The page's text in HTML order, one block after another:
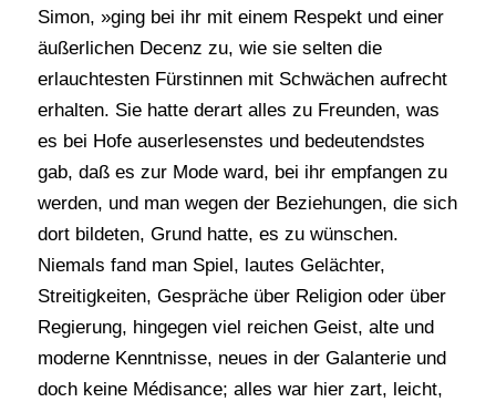
Simon, »ging bei ihr mit einem Respekt und einer
äußerlichen Decenz zu, wie sie selten die
erlauchtesten Fürstinnen mit Schwächen aufrecht
erhalten. Sie hatte derart alles zu Freunden, was
es bei Hofe auserlesenstes und bedeutendstes
gab, daß es zur Mode ward, bei ihr empfangen zu
werden, und man wegen der Beziehungen, die sich
dort bildeten, Grund hatte, es zu wünschen.
Niemals fand man Spiel, lautes Gelächter,
Streitigkeiten, Gespräche über Religion oder über
Regierung, hingegen viel reichen Geist, alte und
moderne Kenntnisse, neues in der Galanterie und
doch keine Médisance; alles war hier zart, leicht,